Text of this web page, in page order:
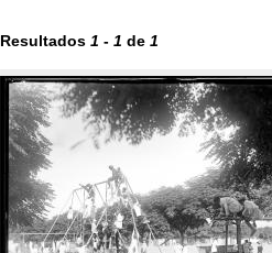
Resultados 1 - 1 de 1